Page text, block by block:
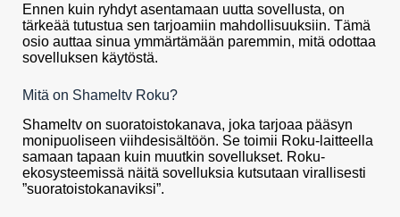
Ennen kuin ryhdyt asentamaan uutta sovellusta, on
tärkeää tutustua sen tarjoamiin mahdollisuuksiin. Tämä
osio auttaa sinua ymmärtämään paremmin, mitä odottaa
sovelluksen käytöstä.
Mitä on Shameltv Roku?
Shameltv on suoratoistokanava, joka tarjoaa pääsyn
monipuoliseen viihdesisältöön. Se toimii Roku-laitteella
samaan tapaan kuin muutkin sovellukset. Roku-
ekosysteemissä näitä sovelluksia kutsutaan virallisesti
”suoratoistokanaviksi”.